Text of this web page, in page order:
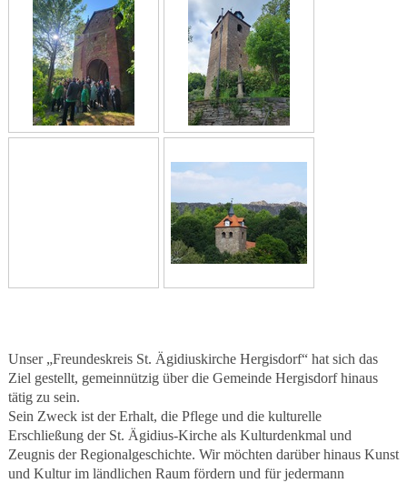
Unser „Freundeskreis St. Ägidiuskirche Hergisdorf“ hat sich das
Ziel gestellt, gemeinnützig über die Gemeinde Hergisdorf hinaus
tätig zu sein.
Sein Zweck ist der Erhalt, die Pflege und die kulturelle
Erschließung der St. Ägidius-Kirche als Kulturdenkmal und
Zeugnis der Regionalgeschichte. Wir möchten darüber hinaus Kunst
und Kultur im ländlichen Raum fördern und für jedermann